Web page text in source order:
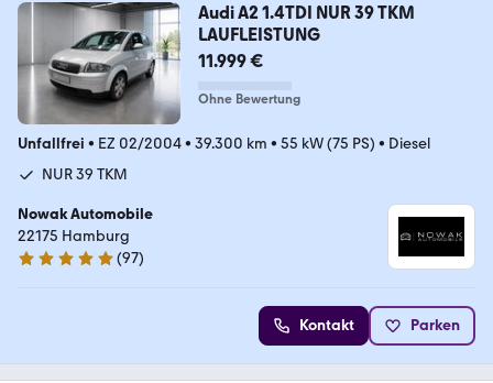
Audi A2 1.4TDI NUR 39 TKM
LAUFLEISTUNG
11.999 €
Ohne Bewertung
Unfallfrei • EZ 02/2004• 39.300 km • 55 kW (75 PS) • Diesel
NUR 39 TKM
Nowak Automobile
22175 Hamburg
4.9 Sterne
(97)
Kontakt Parken